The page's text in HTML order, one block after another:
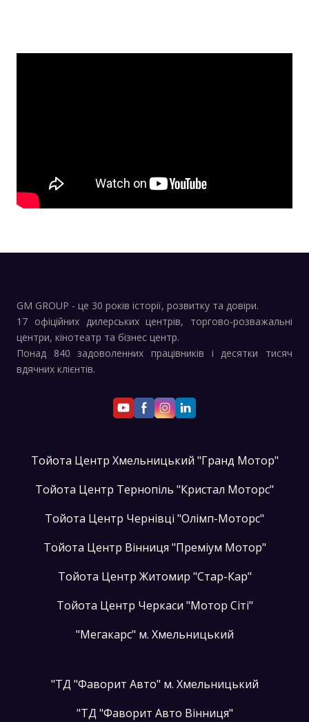
GM GROUP - це 30 років історії, розвитку та довіри.
17 офіційних дилерських центрів, торгово-розважальні
центри, кінотеатр та бізнес центр.
Понад 840 задоволенних працівників і десятки тисяч
вдячних клієнтів.
Тойота Центр Хмельницький "Гранд Мотор"
Тойота Центр Тернопіль "Кристал Моторс"
Тойота Центр Чернівці "Олімп-Моторс"
Тойота Центр Вінниця "Преміум Мотор"
Тойота Центр Житомир "Стар-Кар"
Тойота Центр Черкаси "Мотор Сіті"
"Мегакарс" м. Хмельницький
"ТД "Фаворит Авто" м. Хмельницький
"ТД "Фаворит Авто Вінниця"